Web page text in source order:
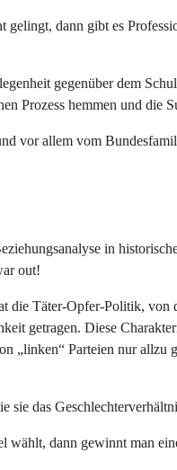
dann gibt es
gegenüber dem
Prozess hemmen und die
vor allem vom
in
out!
Täter-Opfer-Politik, von
getragen. Diese
„linken“ Parteien nur
sie das
dann gewinnt man